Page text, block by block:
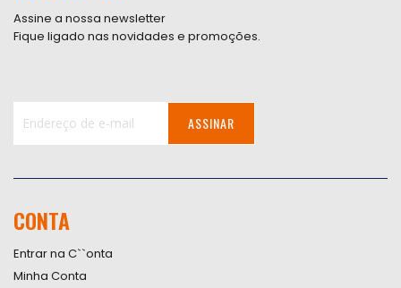
Assine a nossa newsletter
Fique ligado nas novidades e promoções.
Newsletter:
ASSINAR
CONTA
Entrar na C``onta
Minha Conta